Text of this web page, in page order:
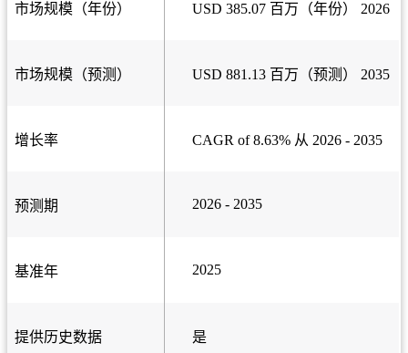
市场规模（年份） USD 385.07 百万（年份） 2026
市场规模（预测） USD 881.13 百万（预测） 2035
增长率 CAGR of 8.63% 从 2026 - 2035
预测期 2026 - 2035
基准年 2025
提供历史数据 是